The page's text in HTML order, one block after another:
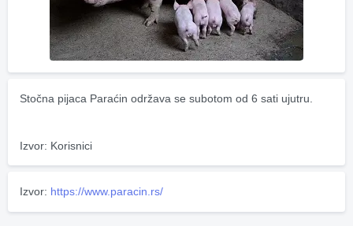
Stočna pijaca Paraćin održava se subotom od 6 sati ujutru.
Izvor: Korisnici
Izvor: https://www.paracin.rs/